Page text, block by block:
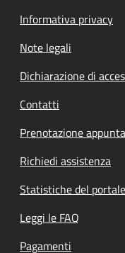
Informativa privacy
Note legali
Dichiarazione di
Contatti
Prenotazione
Richiedi assistenza
Statistiche del portale
Leggi le FAQ
Pagamenti